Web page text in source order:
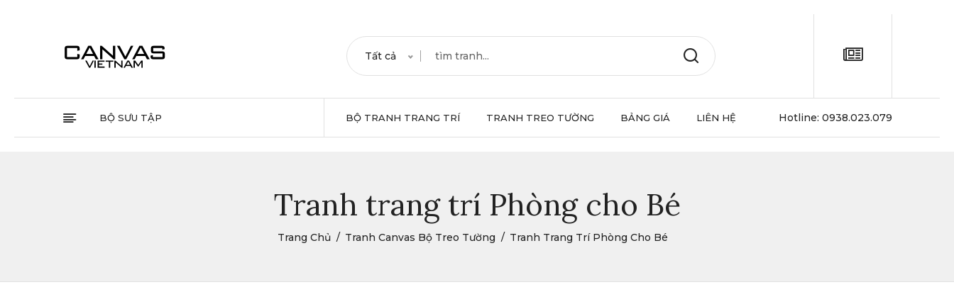
Tất cả
BỘ SƯU TẬP BỘ TRANH TRANG TRÍ TRANH TREO TƯỜNG BẢNG GIÁ LIÊN HỆ Hotline: 0938.023.079
Tranh trang trí Phòng cho Bé
Trang Chủ Tranh Canvas Bộ Treo Tường Tranh Trang Trí Phòng Cho Bé